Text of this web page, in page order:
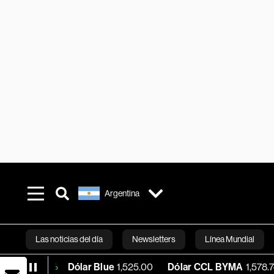
Argentina
Las noticias del día Newsletters Línea Mundial
Bloomberg
Dólar Blue 1,525.00 Dólar CCL BYMA 1,578.74 BTC/